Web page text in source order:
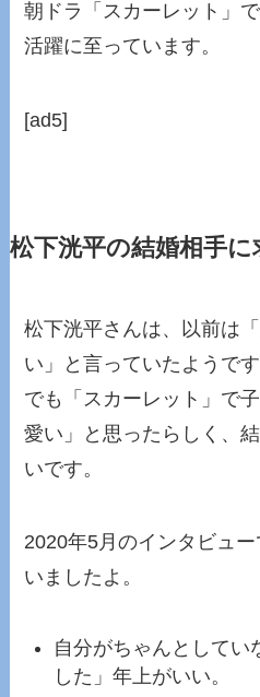
朝ドラ「スカーレット」
活躍に至っています。
[ad5]
松下洸平の結婚相手
松下洸平さんは、以前は
い」と言っていたようです
でも「スカーレット」で
愛い」と思ったらしく、
いです。
2020年5月のインタビュ
いましたよ。
自分がちゃんとしてい
した」年上がいい。